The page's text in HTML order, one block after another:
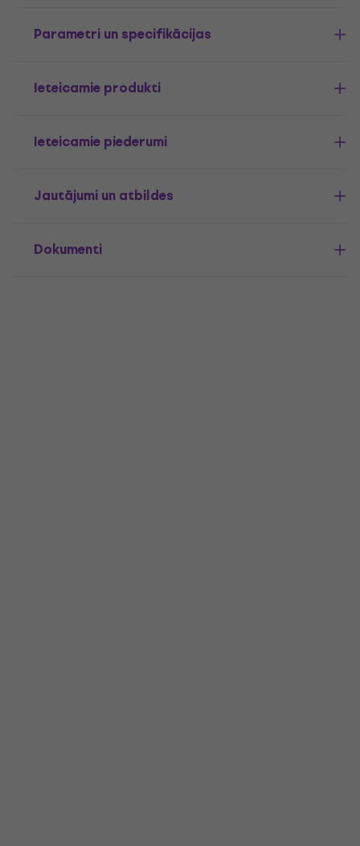
Parametri un specifikācijas
Ieteicamie produkti
Ieteicamie piederumi
Jautājumi un atbildes
Dokumenti